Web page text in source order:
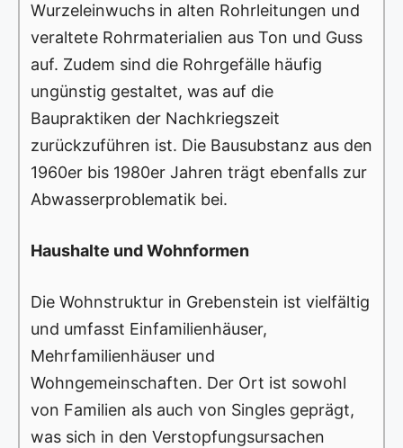
Wurzeleinwuchs in alten Rohrleitungen und
veraltete Rohrmaterialien aus Ton und Guss
auf. Zudem sind die Rohrgefälle häufig
ungünstig gestaltet, was auf die
Baupraktiken der Nachkriegszeit
zurückzuführen ist. Die Bausubstanz aus den
1960er bis 1980er Jahren trägt ebenfalls zur
Abwasserproblematik bei.
Haushalte und Wohnformen
Die Wohnstruktur in Grebenstein ist vielfältig
und umfasst Einfamilienhäuser,
Mehrfamilienhäuser und
Wohngemeinschaften. Der Ort ist sowohl
von Familien als auch von Singles geprägt,
was sich in den Verstopfungsursachen